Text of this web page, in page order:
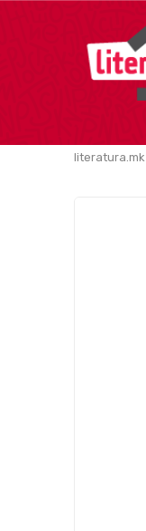
literatura.mk